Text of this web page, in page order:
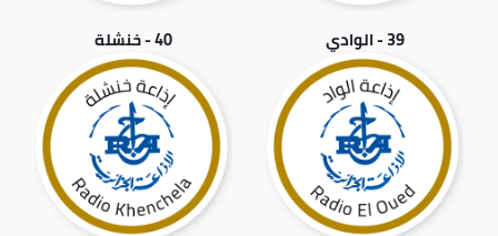
39 - الوادي 40 - خنشلة